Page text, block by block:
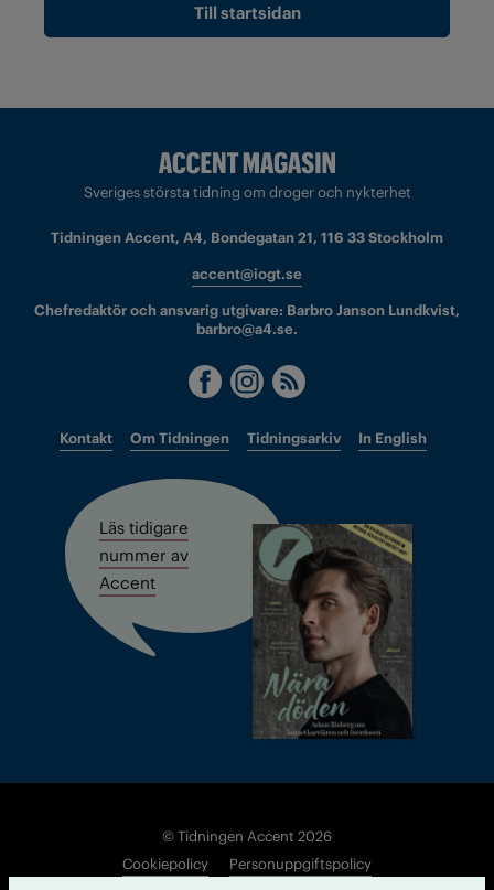
Till startsidan
Sveriges största tidning om droger och nykterhet
Tidningen Accent, A4, Bondegatan 21, 116 33 Stockholm
accent@iogt.se
Chefredaktör och ansvarig utgivare: Barbro Janson Lundkvist,
barbro@a4.se.
Kontakt Om Tidningen Tidningsarkiv In English
Läs tidigare
nummer av
Accent
© Tidningen Accent 2026
Cookiepolicy
Personuppgiftspolicy